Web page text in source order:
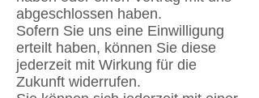
abgeschlossen haben.
Sofern Sie uns eine Einwilligung
erteilt haben, können Sie diese
jederzeit mit Wirkung für die
Zukunft widerrufen.